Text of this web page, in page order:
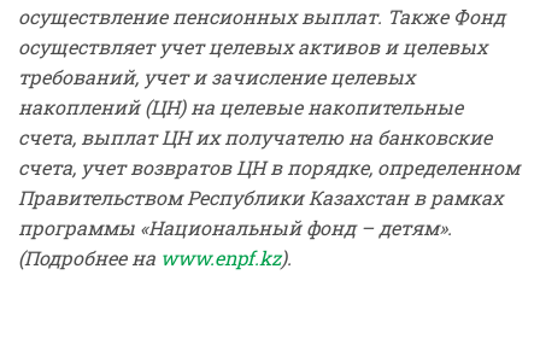
осуществление пенсионных выплат. Также Фонд
осуществляет учет целевых активов и целевых
требований, учет и зачисление целевых
накоплений (ЦН) на целевые накопительные
счета, выплат ЦН их получателю на банковские
счета, учет возвратов ЦН в порядке, определенном
Правительством Республики Казахстан в рамках
программы «Национальный фонд – детям».
(Подробнее на www.enpf.kz).